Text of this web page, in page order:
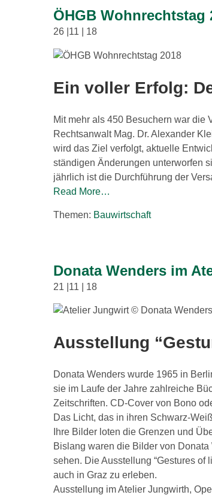
ÖHGB Wohnrechtstag
26 |11 | 18
Ein voller Erfolg:
Mit mehr als 450 Besuchern war die
Rechtsanwalt Mag. Dr. Alexander
wird das Ziel verfolgt, aktuelle
ständigen Änderungen unterworfen
jährlich ist die Durchführung der
Read More…
Themen: Bauwirtschaft
Donata Wenders im
21 |11 | 18
Ausstellung
Donata Wenders wurde 1965 in
sie im Laufe der Jahre zahlreiche
Zeitschriften. CD-Cover von Bono
Das Licht, das in ihren Schwarz-
Ihre Bilder loten die Grenzen und
Bislang waren die Bilder von
sehen. Die Ausstellung “Gestures
auch in Graz zu erleben.
Ausstellung im Atelier Jungwirth,